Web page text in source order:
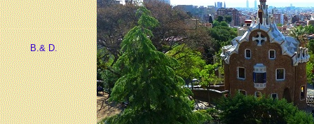
B.& D.